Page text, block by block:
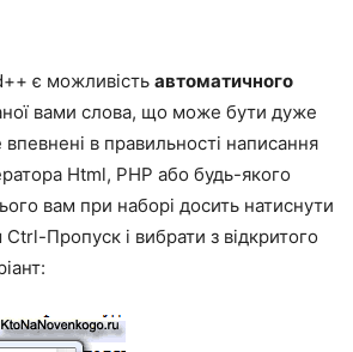
є можливість автоматичного
вами слова, що може бути дуже
в правильності написання
Html, PHP або будь-якого
вам при наборі досить натиснути
Пропуск і вибрати з відкритого